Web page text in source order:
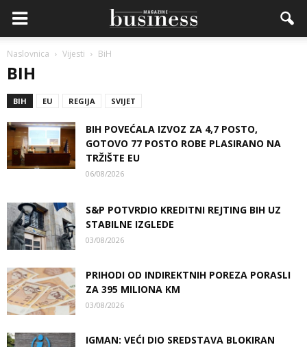
Naslovnica Vijesti BiH
BIH
BIH EU REGIJA SVIJET
BIH POVEĆALA IZVOZ ZA 4,7 POSTO,
GOTOVO 77 POSTO ROBE PLASIRANO NA
TRŽIŠTE EU
06/08/2026
S&P POTVRDIO KREDITNI REJTING BIH UZ
STABILNE IZGLEDE
03/08/2026
PRIHODI OD INDIREKTNIH POREZA PORASLI
ZA 395 MILIONA KM
03/08/2026
IGMAN: VEĆI DIO SREDSTAVA BLOKIRAN